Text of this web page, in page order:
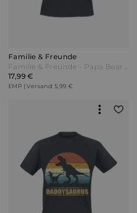
Familie & Freunde
Familie & Freunde - Papa Bear - T-Shirt - schwarz - EMP Exklusiv!
17,99 €
EMP | Versand: 5,99 €